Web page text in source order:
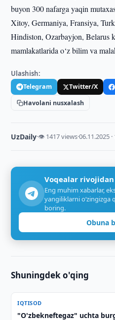
buyon 300 nafarga yaqin
Xitoy, Germaniya, Fransiya,
Hindiston, Ozarbayjon, Belarus
mamlakatlarida o‘z bilim va
Ulashish:
Telegram Twitter/X
Havolani nusxalash
UzDaily·👁 1417 views·06.11.2025 ·
Voqealar
Eng muhim xabarlar,
yangiliklarni
boring.
Obuna
Shuningdek o'qing
IQTISOD
"O'zbekneftegaz" uchta